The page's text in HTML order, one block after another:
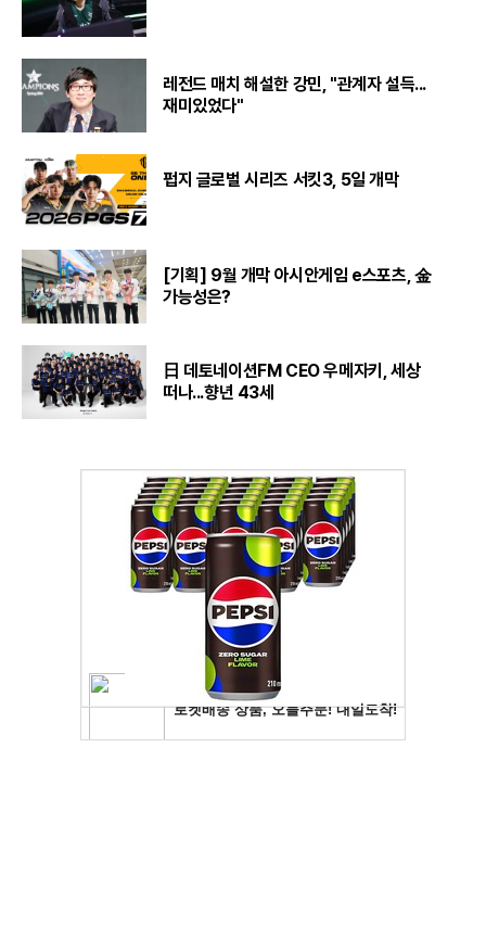
레전드 매치 해설한 강민, "관계자 설득...
재미있었다"
펍지 글로벌 시리즈 서킷3, 5일 개막
[기획] 9월 개막 아시안게임 e스포츠, 金
가능성은?
日 데토네이션FM CEO 우메자키, 세상
떠나...향년 43세